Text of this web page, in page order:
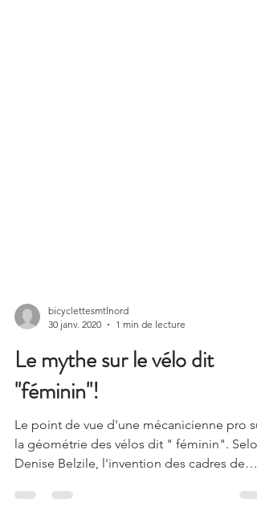
30 janv. 2020
1 min de lecture
Le mythe sur le vélo dit
''féminin''!
Le point de vue d'une mécanicienne pro
la géométrie des vélos dit " féminin". Selon
Denise Belzile, l'invention des cadres de